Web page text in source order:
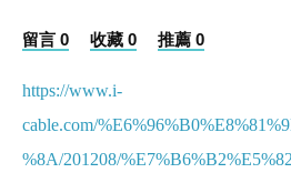
留言 0 收藏 0 推薦 0
https://www.i-
cable.com/
%8A/201208/